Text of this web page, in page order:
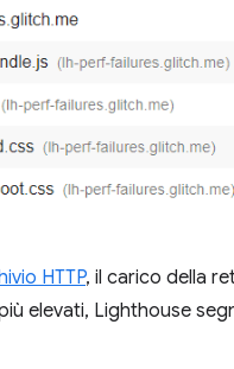
HTTP, il carico della
elevati, Lighthouse